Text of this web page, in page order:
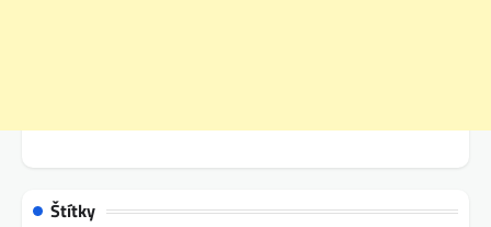
Štítky